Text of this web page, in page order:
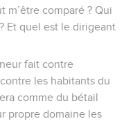
m’être comparé ? Qui
Et quel est le dirigeant
fait contre
les habitants du
comme du bétail
propre domaine les